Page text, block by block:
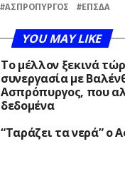
ΑΣΠΡΌΠΥΡΓΟΣ ΕΠΣΔΑ
YOU MAY LIKE
Το μέλλον ξεκινά
συνεργασία με
Ασπρόπυργος, που
δεδομένα
“Ταράζει τα νερά” ο